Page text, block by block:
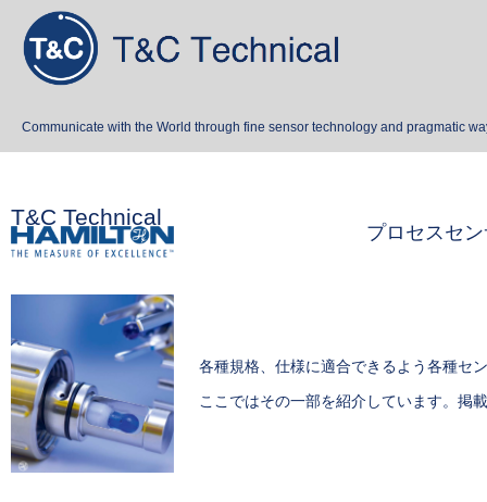
Communicate with the World through fine sensor technology and pragmatic
T&C Technical
プロセスセ
各種規格、仕様に適合できるよう各種セ
ここではその一部を紹介しています。掲